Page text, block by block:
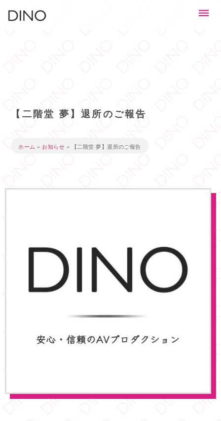
【二階堂 夢】退所のご報告
ホーム » お知らせ » 【二階堂 夢】退所のご報告